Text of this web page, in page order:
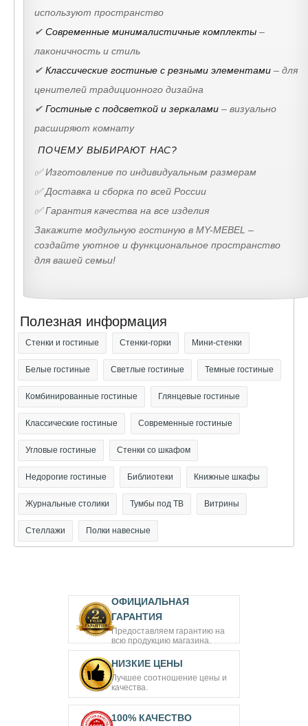
используют пространство
✔ Современные минималистичные комплекты –
лаконичность и стиль
✔ Классические гостиные с резными элементами – для
ценителей традиционного дизайна
✔ Гостиные с подсветкой и зеркалами – визуально
расширяют комнату
ПОЧЕМУ ВЫБИРАЮТ НАС?
✅ Изготовление по индивидуальным размерам
✅ Доставка и сборка по всей России
✅ Гарантия качества на все изделия
Закажите модульную гостиную в MY-MEBEL –
создайте уютное и функциональное пространство
для вашей семьи!
Полезная информация
Стенки и гостиные Стенки-горки Мини-стенки
Белые гостиные Светлые гостиные Темные гостиные
Комбинированные гостиные Глянцевые гостиные
Классические гостиные Современные гостиные
Угловые гостиные Стенки со шкафом
Недорогие гостиные Библиотеки Книжные шкафы
Журнальные столики Тумбы под ТВ Витрины
Стеллажи Полки навесные
ОФИЦИАЛЬНАЯ
ГАРАНТИЯ
Предоставляем гарантию на
всю продукцию магазина.
НИЗКИЕ ЦЕНЫ
Лучшее соотношение цены и
качества.
100% КАЧЕСТВО